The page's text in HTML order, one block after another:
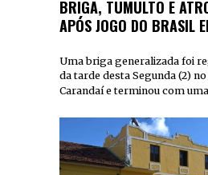
BRIGA, TUMULTO E
APÓS JOGO DO BRASIL
Uma briga generalizada foi
da tarde desta Segunda (2)
Carandaí e terminou com